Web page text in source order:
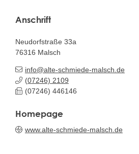
Anschrift
Neudorfstraße 33a
76316 Malsch
info@alte-schmiede-malsch.de
(07246) 2109
(07246) 446146
Homepage
www.alte-schmiede-malsch.de